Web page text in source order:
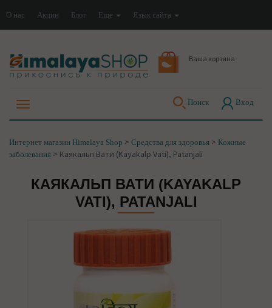
О нас Акции Блог Еще Язык сайта
Ваша корзина
Поиск Вход
Интернет магазин Himalaya Shop > Средства для здоровья > Кожные
заболевания > Каякальп Вати (Kayakalp Vati), Patanjali
КАЯКАЛЬП ВАТИ (KAYAKALP
VATI), PATANJALI